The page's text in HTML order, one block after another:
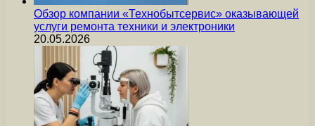
Обзор компании «Технобытсервис» оказывающей
услуги ремонта техники и электроники
20.05.2026